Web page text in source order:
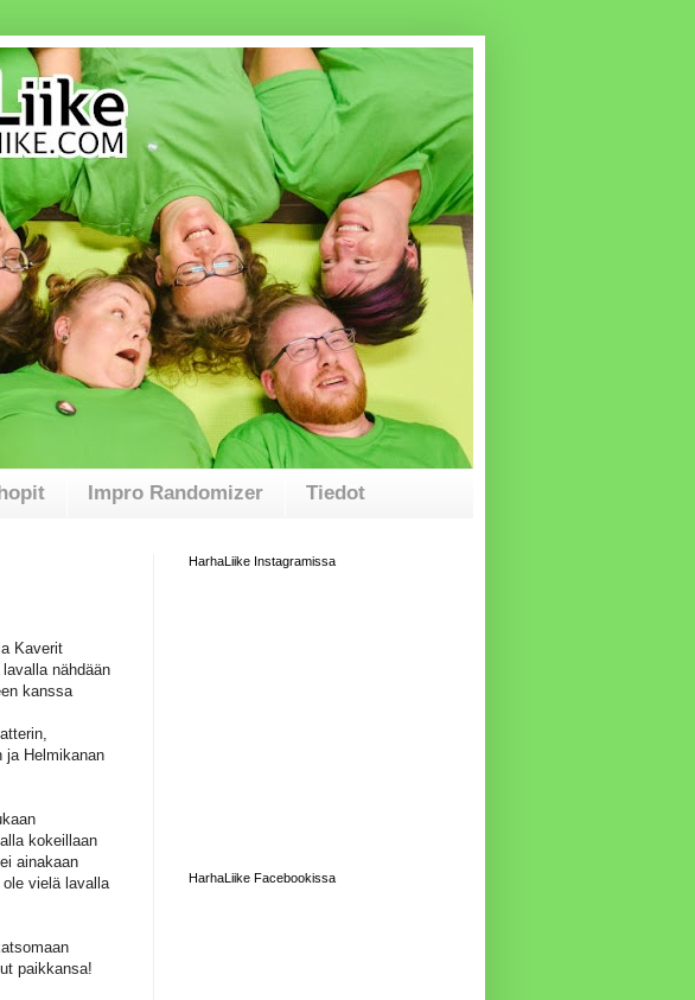
Impro Randomizer Tiedot
Kaverit
nähdään
kanssa
ja Helmikanan
kokeillaan
ainakaan
ole vielä lavalla
paikkansa!
HarhaLiike Instagramissa
HarhaLiike Facebookissa